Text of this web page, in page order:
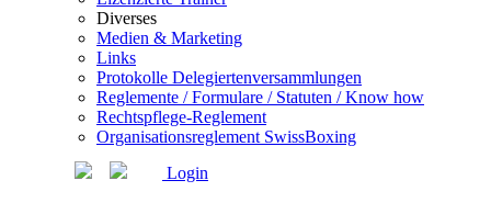
Diverses
Medien & Marketing
Links
Protokolle Delegiertenversammlungen
Reglemente / Formulare / Statuten / Know how
Rechtspflege-Reglement
Organisationsreglement SwissBoxing
Login